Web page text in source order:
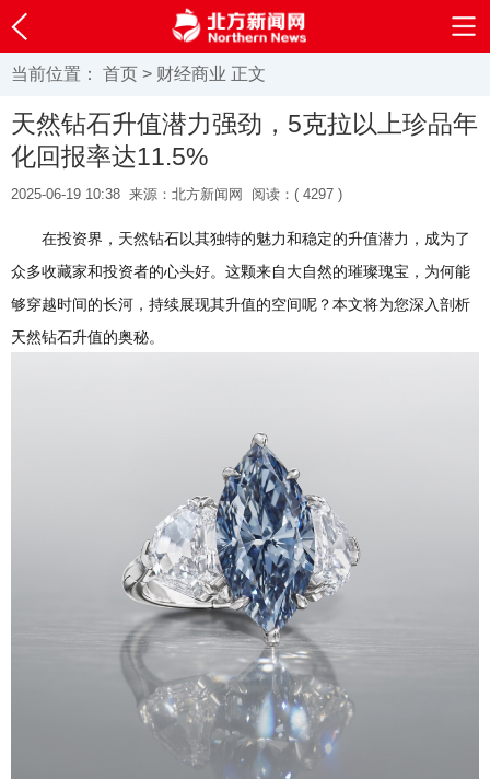
当前位置： 首页 > 财经商业 正文
天然钻石升值潜力强劲，5克拉以上珍品年
化回报率达11.5%
2025-06-19 10:38 来源：北方新闻网 阅读：( 4297 )
在投资界，天然钻石以其独特的魅力和稳定的升值潜力，成为了
众多收藏家和投资者的心头好。这颗来自大自然的璀璨瑰宝，为何能
够穿越时间的长河，持续展现其升值的空间呢？本文将为您深入剖析
天然钻石升值的奥秘。